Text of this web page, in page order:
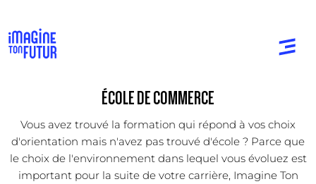
ÉCOLE DE COMMERCE
Vous avez trouvé la formation qui répond à vos choix
d'orientation mais n'avez pas trouvé d'école ? Parce que
le choix de l'environnement dans lequel vous évoluez est
important pour la suite de votre carrière, Imagine Ton